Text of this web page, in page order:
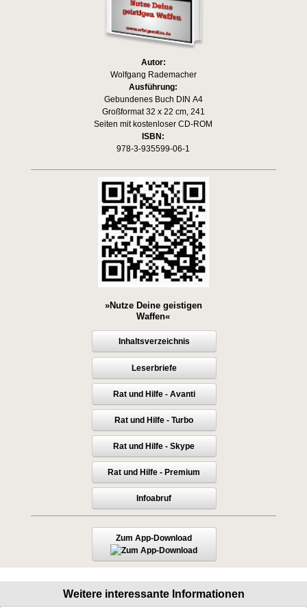
Autor:
Wolfgang Rademacher
Ausführung:
Gebundenes Buch DIN A4
Großformat 32 x 22 cm, 241
Seiten mit kostenloser CD-ROM
ISBN:
978-3-935599-06-1
»Nutze Deine geistigen
Waffen«
Inhaltsverzeichnis
Leserbriefe
Rat und Hilfe - Avanti
Rat und Hilfe - Turbo
Rat und Hilfe - Skype
Rat und Hilfe - Premium
Infoabruf
Zum App-Download
Weitere interessante Informationen